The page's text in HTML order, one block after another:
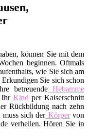
können Sie mit dem
beginnen. Oftmals
wie Sie sich am
Sie sich schon
betreuende Hebamme
IhrKind per Kaiserschnitt
Rückbildung nach zehn
sich derKörpervon
verheilen. Hören Sie in